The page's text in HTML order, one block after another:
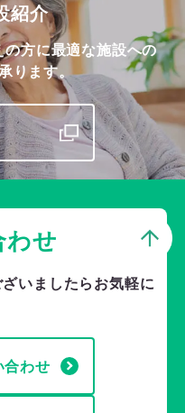
紹介
方に最適な施設への
ります。
わせ
いましたらお気軽に
合わせ